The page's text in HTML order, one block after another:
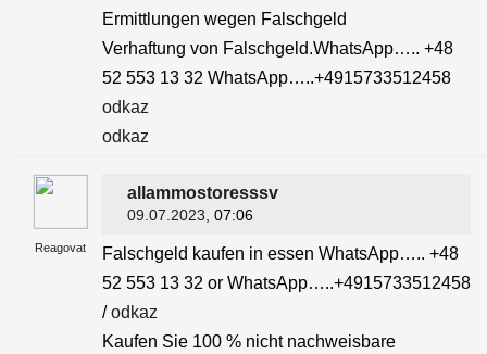
Ermittlungen wegen Falschgeld
Verhaftung von Falschgeld.WhatsApp….. +48
52 553 13 32 WhatsApp…..+4915733512458
odkaz
odkaz
Reagovat
allammostoresssv
09.07.2023 , 07:06
Falschgeld kaufen in essen WhatsApp….. +48
52 553 13 32 or WhatsApp…..+4915733512458
/odkaz
Kaufen Sie 100 % nicht nachweisbare